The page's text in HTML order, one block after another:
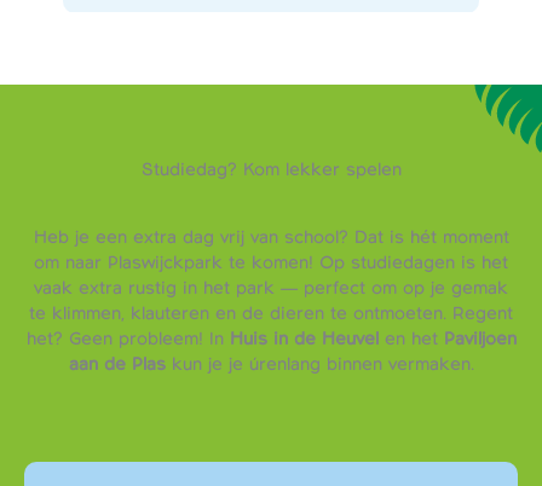
Studiedag? Kom lekker spelen
Heb je een extra dag vrij van school? Dat is hét moment
om naar Plaswijckpark te komen! Op studiedagen is het
vaak extra rustig in het park — perfect om op je gemak
te klimmen, klauteren en de dieren te ontmoeten. Regent
het? Geen probleem! In Huis in de Heuvelen het Paviljoen
aan de Plaskun je je úrenlang binnen vermaken.